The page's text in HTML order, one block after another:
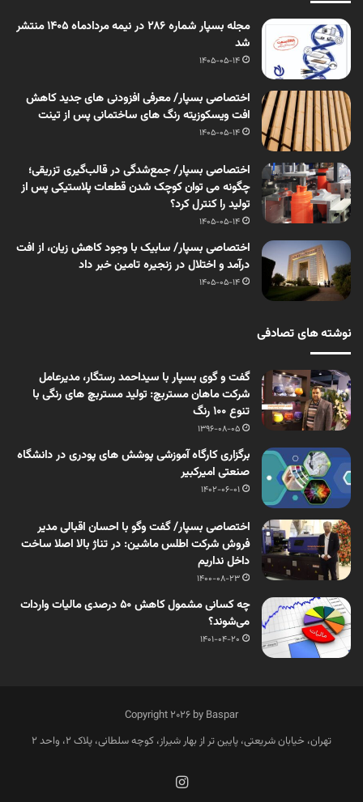
مجله بسپار شماره 286 در نیمه مردادماه 1405 منتشر
شد
1405-05-14
اختصاصی بسپار/ معرفی افزودنی های جدید کاهش
افت ویسکوزیته رنگ های ساختمانی پس از تینت
1405-05-14
اختصاصی بسپار/ جمع‌شدگی در قالب‌گیری تزریقی؛
چگونه می توان کوچک شدن قطعات پلاستیکی پس از
تولید را کنترل کرد؟
1405-05-14
اختصاصی بسپار/ سابیک با وجود کاهش زیان، از افت
درآمد و اختلال در زنجیره تامین خبر داد
1405-05-14
نوشته های تصادفی
گفت و گوی بسپار با سیداحمد رستگار، مدیرعامل
شرکت ماهان مستربچ: تولید مستربچ های رنگی با
تنوع 100 رنگ
1396-08-05
برگزاری کارگاه آموزشی پوشش های پودری در دانشگاه
صنعتی امیرکبیر
1402-06-01
اختصاصی بسپار/ گفت وگو با احسان اقبالی مدیر
فروش شرکت اطلس ماشین: در تناژ بالا اصلا ساخت
داخل نداریم
1400-08-23
چه کسانی مشمول کاهش ۵۰ درصدی مالیات واردات
می‌شوند؟
1401-04-20
Copyright 2026 by Baspar
تهران، خیابان شریعتی، پایین تر از بهار شیراز، کوچه سلطانی، پلاک 2، واحد 2